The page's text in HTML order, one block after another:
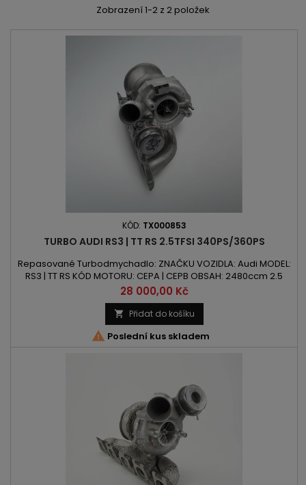
Zobrazení 1-2 z 2 položek
KÓD: TX000853
TURBO AUDI RS3 | TT RS 2.5TFSI 340PS/360PS
Repasované Turbodmychadlo: ZNAČKU VOZIDLA: Audi MODEL:
RS3 | TT RS KÓD MOTORU: CEPA | CEPB OBSAH: 2480ccm 2.5
TFSI VÝKON: 340PS/250kW | 360PS/265kW ROK VÝROBY: 2009 -
Cena
28 000,00 Kč
 Přidat do košíku
 Poslední kus skladem